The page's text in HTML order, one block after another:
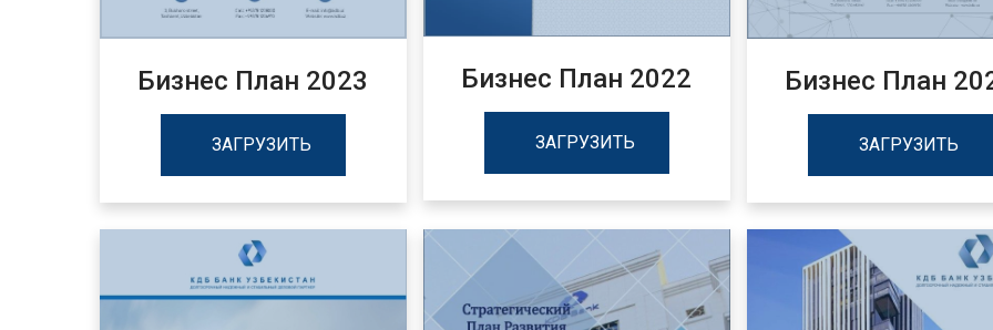
Бизнес План 2023
ЗАГРУЗИТЬ
Бизнес План 2022
ЗАГРУЗИТЬ
Бизнес План
ЗАГРУЗИТЬ